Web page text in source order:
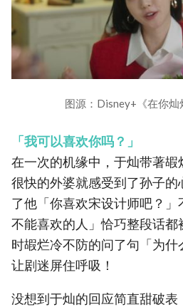
图源：Disney+《在你灿
「我可以喜欢你吗？」
在一次的机缘中，于灿带著嘏
很快的外婆就感受到了孙子
了他「你喜欢宋设计师吧？
不能喜欢的人」恰巧整段话
时嘏烂冷不防的问了句「为
让剧迷屏住呼吸！
没想到于灿的回应简直甜破